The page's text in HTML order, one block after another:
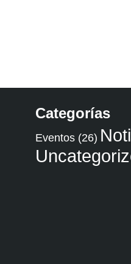
Categorías
Eventos (26)